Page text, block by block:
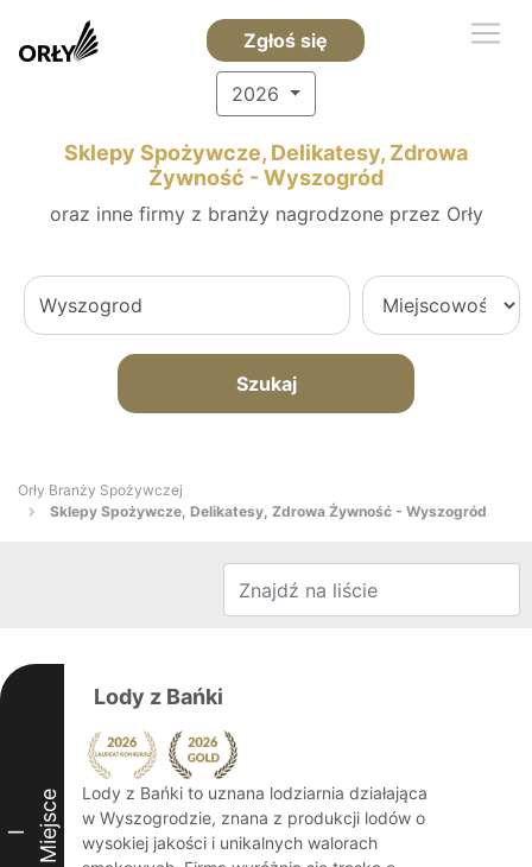
Zgłoś się
2026
Sklepy Spożywcze, Delikatesy, Zdrowa
Żywność - Wyszogród
oraz inne firmy z branży nagrodzone przez Orły
Szukaj
Orły Branży Spożywczej
Sklepy Spożywcze, Delikatesy, Zdrowa Żywność - Wyszogród
I Miejsce
Lody z Bańki
Lody z Bańki to uznana lodziarnia działająca
w Wyszogrodzie, znana z produkcji lodów o
wysokiej jakości i unikalnych walorach